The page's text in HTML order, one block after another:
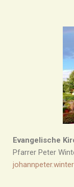
Evangelische
Pfarrer Peter